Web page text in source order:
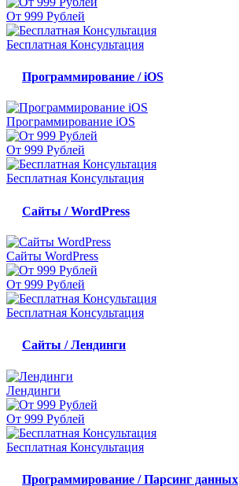
От 999 Рублей
Бесплатная Консультация
Программирование / iOS
Программирование iOS
От 999 Рублей
Бесплатная Консультация
Сайты / WordPress
Сайты WordPress
От 999 Рублей
Бесплатная Консультация
Сайты / Лендинги
Лендинги
От 999 Рублей
Бесплатная Консультация
Программирование / Парсинг данных